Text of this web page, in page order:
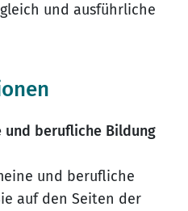
und ausführliche
berufliche Bildung
und berufliche
auf den Seiten der